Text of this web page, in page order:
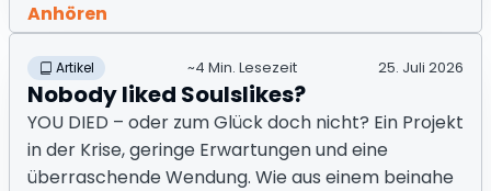
Anhören
Artikel ~4 Min. Lesezeit 25. Juli 2026
Nobody liked Soulslikes?
YOU DIED – oder zum Glück doch nicht? Ein Projekt
in der Krise, geringe Erwartungen und eine
überraschende Wendung. Wie aus einem beinahe